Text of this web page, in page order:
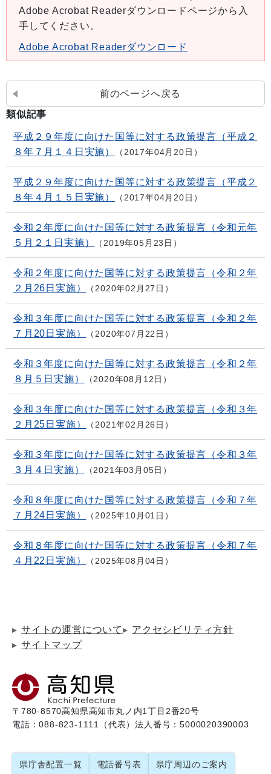
Adobe Acrobat Readerダウンロードページから入
手してください。
Adobe Acrobat Readerダウンロード
前のページへ戻る
類似記事
平成２９年度に向けた国等に対する政策提言（平成２
８年７月１４日実施）
2017年04月20日
平成２９年度に向けた国等に対する政策提言（平成２
８年４月１５日実施）
2017年04月20日
令和２年度に向けた国等に対する政策提言（令和元年
５月２１日実施）
2019年05月23日
令和２年度に向けた国等に対する政策提言（令和２年
２月26日実施）
2020年02月27日
令和３年度に向けた国等に対する政策提言（令和２年
７月20日実施）
2020年07月22日
令和３年度に向けた国等に対する政策提言（令和２年
８月５日実施）
2020年08月12日
令和３年度に向けた国等に対する政策提言（令和３年
２月25日実施）
2021年02月26日
令和３年度に向けた国等に対する政策提言（令和３年
３月４日実施）
2021年03月05日
令和８年度に向けた国等に対する政策提言（令和７年
７月24日実施）
2025年10月01日
令和８年度に向けた国等に対する政策提言（令和７年
４月22日実施）
2025年08月04日
サイトの運営について
アクセシビリティ方針
サイトマップ
〒780-8570高知県高知市丸ノ内1丁目2番20号
電話：088-823-1111（代表）法人番号：5000020390003
県庁舎配置一覧 電話番号表 県庁周辺のご案内